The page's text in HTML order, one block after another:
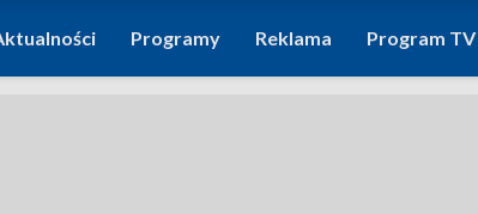
Programy Reklama Program TV